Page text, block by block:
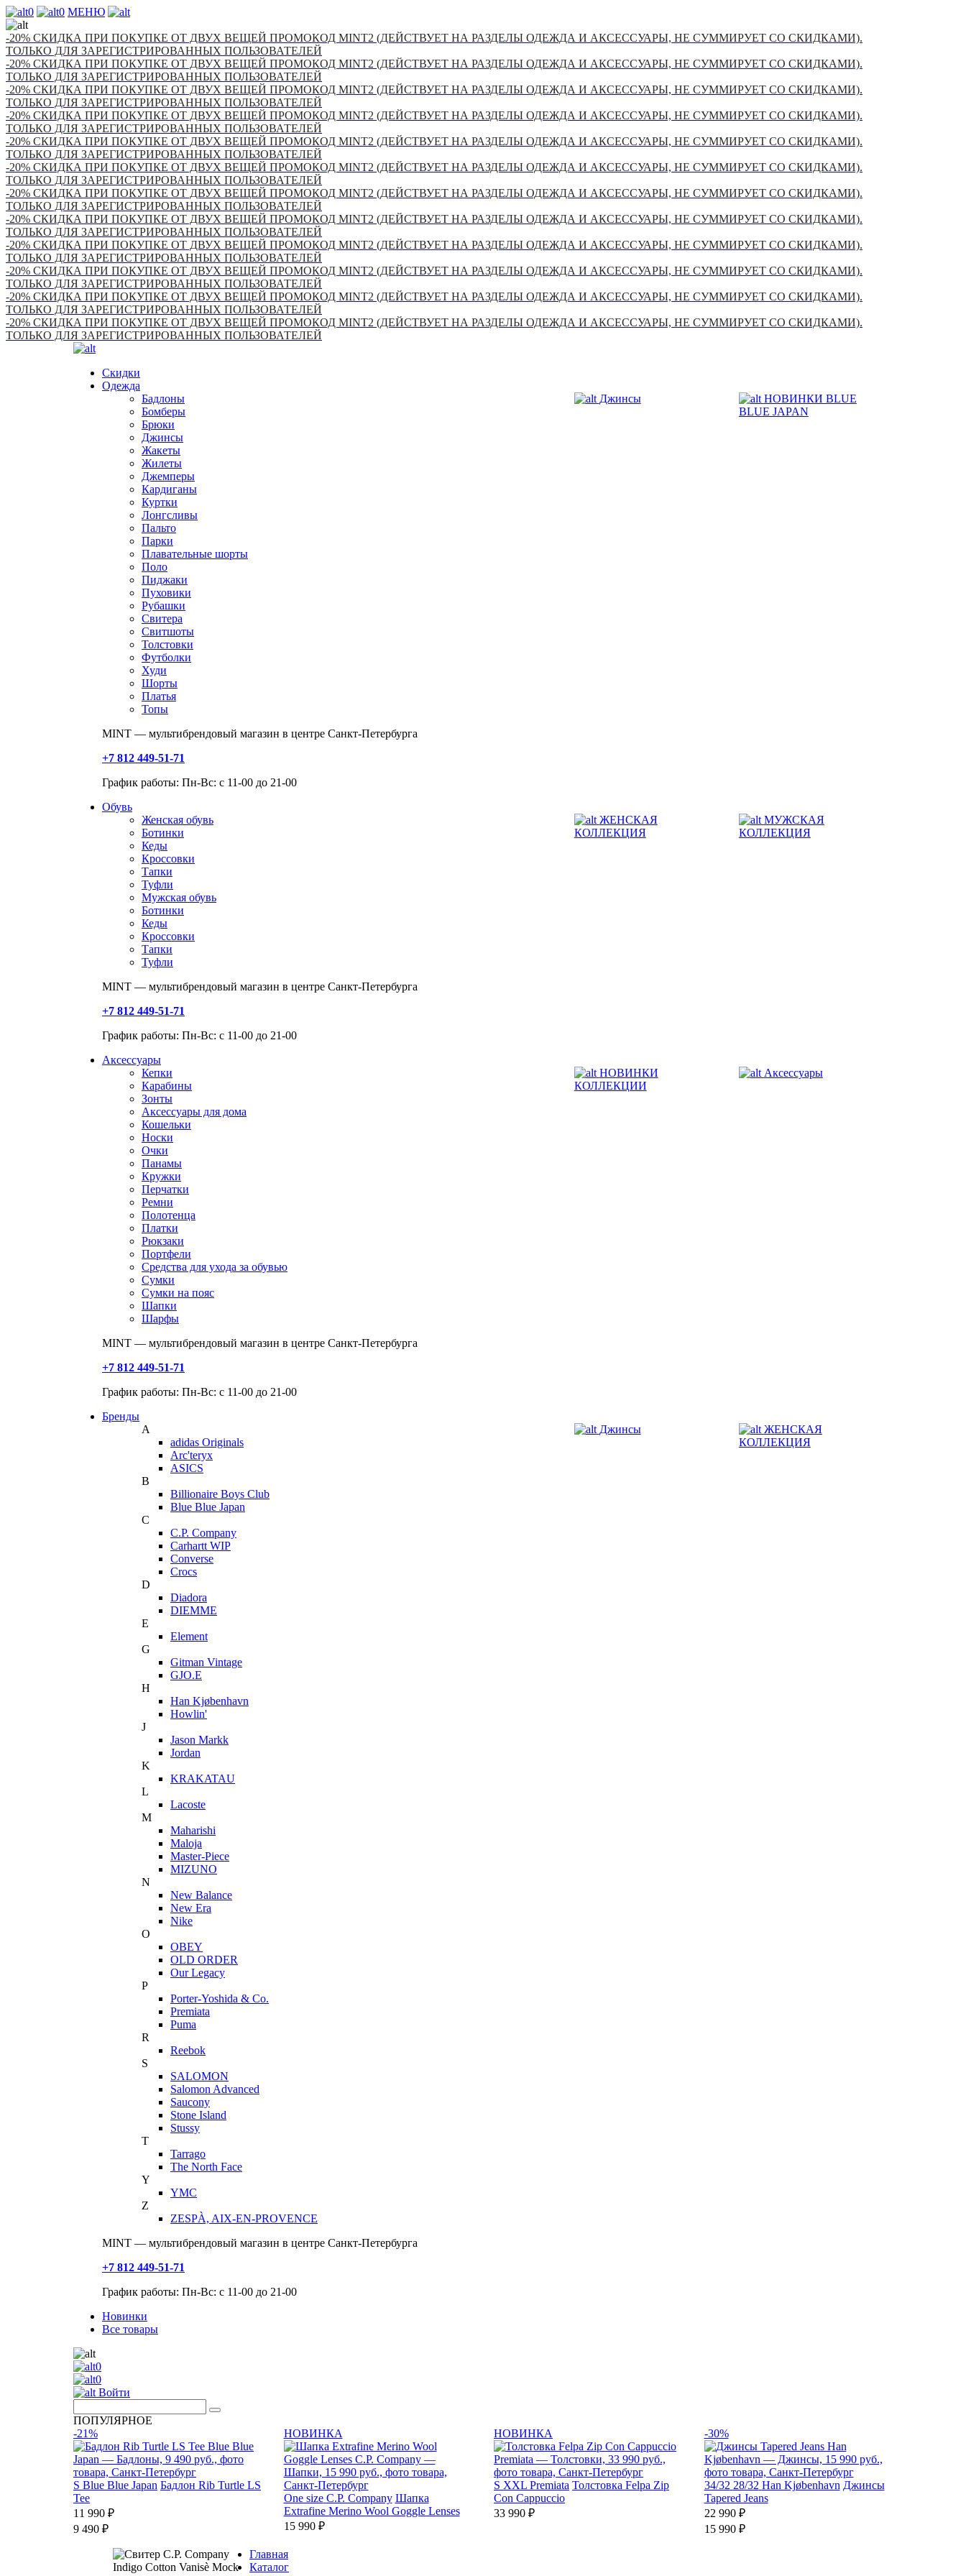
0 0 МЕНЮ
-20% СКИДКА ПРИ ПОКУПКЕ ОТ ДВУХ ВЕЩЕЙ ПРОМОКОД MINT2 (ДЕЙСТВУЕТ НА РАЗДЕЛЫ ОДЕЖДА И АКСЕССУАРЫ, НЕ СУММИРУЕТ СО СКИДКАМИ).
ТОЛЬКО ДЛЯ ЗАРЕГИСТРИРОВАННЫХ ПОЛЬЗОВАТЕЛЕЙ
-20% СКИДКА ПРИ ПОКУПКЕ ОТ ДВУХ ВЕЩЕЙ ПРОМОКОД MINT2 (ДЕЙСТВУЕТ НА РАЗДЕЛЫ ОДЕЖДА И АКСЕССУАРЫ, НЕ СУММИРУЕТ СО СКИДКАМИ).
ТОЛЬКО ДЛЯ ЗАРЕГИСТРИРОВАННЫХ ПОЛЬЗОВАТЕЛЕЙ
-20% СКИДКА ПРИ ПОКУПКЕ ОТ ДВУХ ВЕЩЕЙ ПРОМОКОД MINT2 (ДЕЙСТВУЕТ НА РАЗДЕЛЫ ОДЕЖДА И АКСЕССУАРЫ, НЕ СУММИРУЕТ СО СКИДКАМИ).
ТОЛЬКО ДЛЯ ЗАРЕГИСТРИРОВАННЫХ ПОЛЬЗОВАТЕЛЕЙ
-20% СКИДКА ПРИ ПОКУПКЕ ОТ ДВУХ ВЕЩЕЙ ПРОМОКОД MINT2 (ДЕЙСТВУЕТ НА РАЗДЕЛЫ ОДЕЖДА И АКСЕССУАРЫ, НЕ СУММИРУЕТ СО СКИДКАМИ).
ТОЛЬКО ДЛЯ ЗАРЕГИСТРИРОВАННЫХ ПОЛЬЗОВАТЕЛЕЙ
-20% СКИДКА ПРИ ПОКУПКЕ ОТ ДВУХ ВЕЩЕЙ ПРОМОКОД MINT2 (ДЕЙСТВУЕТ НА РАЗДЕЛЫ ОДЕЖДА И АКСЕССУАРЫ, НЕ СУММИРУЕТ СО СКИДКАМИ).
ТОЛЬКО ДЛЯ ЗАРЕГИСТРИРОВАННЫХ ПОЛЬЗОВАТЕЛЕЙ
-20% СКИДКА ПРИ ПОКУПКЕ ОТ ДВУХ ВЕЩЕЙ ПРОМОКОД MINT2 (ДЕЙСТВУЕТ НА РАЗДЕЛЫ ОДЕЖДА И АКСЕССУАРЫ, НЕ СУММИРУЕТ СО СКИДКАМИ).
ТОЛЬКО ДЛЯ ЗАРЕГИСТРИРОВАННЫХ ПОЛЬЗОВАТЕЛЕЙ
-20% СКИДКА ПРИ ПОКУПКЕ ОТ ДВУХ ВЕЩЕЙ ПРОМОКОД MINT2 (ДЕЙСТВУЕТ НА РАЗДЕЛЫ ОДЕЖДА И АКСЕССУАРЫ, НЕ СУММИРУЕТ СО СКИДКАМИ).
ТОЛЬКО ДЛЯ ЗАРЕГИСТРИРОВАННЫХ ПОЛЬЗОВАТЕЛЕЙ
-20% СКИДКА ПРИ ПОКУПКЕ ОТ ДВУХ ВЕЩЕЙ ПРОМОКОД MINT2 (ДЕЙСТВУЕТ НА РАЗДЕЛЫ ОДЕЖДА И АКСЕССУАРЫ, НЕ СУММИРУЕТ СО СКИДКАМИ).
ТОЛЬКО ДЛЯ ЗАРЕГИСТРИРОВАННЫХ ПОЛЬЗОВАТЕЛЕЙ
-20% СКИДКА ПРИ ПОКУПКЕ ОТ ДВУХ ВЕЩЕЙ ПРОМОКОД MINT2 (ДЕЙСТВУЕТ НА РАЗДЕЛЫ ОДЕЖДА И АКСЕССУАРЫ, НЕ СУММИРУЕТ СО СКИДКАМИ).
ТОЛЬКО ДЛЯ ЗАРЕГИСТРИРОВАННЫХ ПОЛЬЗОВАТЕЛЕЙ
-20% СКИДКА ПРИ ПОКУПКЕ ОТ ДВУХ ВЕЩЕЙ ПРОМОКОД MINT2 (ДЕЙСТВУЕТ НА РАЗДЕЛЫ ОДЕЖДА И АКСЕССУАРЫ, НЕ СУММИРУЕТ СО СКИДКАМИ).
ТОЛЬКО ДЛЯ ЗАРЕГИСТРИРОВАННЫХ ПОЛЬЗОВАТЕЛЕЙ
-20% СКИДКА ПРИ ПОКУПКЕ ОТ ДВУХ ВЕЩЕЙ ПРОМОКОД MINT2 (ДЕЙСТВУЕТ НА РАЗДЕЛЫ ОДЕЖДА И АКСЕССУАРЫ, НЕ СУММИРУЕТ СО СКИДКАМИ).
ТОЛЬКО ДЛЯ ЗАРЕГИСТРИРОВАННЫХ ПОЛЬЗОВАТЕЛЕЙ
-20% СКИДКА ПРИ ПОКУПКЕ ОТ ДВУХ ВЕЩЕЙ ПРОМОКОД MINT2 (ДЕЙСТВУЕТ НА РАЗДЕЛЫ ОДЕЖДА И АКСЕССУАРЫ, НЕ СУММИРУЕТ СО СКИДКАМИ).
ТОЛЬКО ДЛЯ ЗАРЕГИСТРИРОВАННЫХ ПОЛЬЗОВАТЕЛЕЙ
Скидки
Одежда
Бадлоны
Бомберы
Брюки
Джинсы
Жакеты
Жилеты
Джемперы
Кардиганы
Куртки
Лонгсливы
Пальто
Парки
Плавательные шорты
Поло
Пиджаки
Пуховики
Рубашки
Свитера
Свитшоты
Толстовки
Футболки
Худи
Шорты
Платья
Топы
Джинсы
НОВИНКИ BLUE
BLUE JAPAN
MINT — мультибрендовый магазин в центре Санкт-Петербурга
+7 812 449-51-71
График работы: Пн-Вс: с 11-00 до 21-00
Обувь
Женская обувь
Ботинки
Кеды
Кроссовки
Тапки
Туфли
Мужская обувь
Ботинки
Кеды
Кроссовки
Тапки
Туфли
ЖЕНСКАЯ
КОЛЛЕКЦИЯ
МУЖСКАЯ
КОЛЛЕКЦИЯ
MINT — мультибрендовый магазин в центре Санкт-Петербурга
+7 812 449-51-71
График работы: Пн-Вс: с 11-00 до 21-00
Аксессуары
Кепки
Карабины
Зонты
Аксессуары для дома
Кошельки
Носки
Очки
Панамы
Кружки
Перчатки
Ремни
Полотенца
Платки
Рюкзаки
Портфели
Средства для ухода за обувью
Сумки
Сумки на пояс
Шапки
Шарфы
НОВИНКИ
КОЛЛЕКЦИИ
Аксессуары
MINT — мультибрендовый магазин в центре Санкт-Петербурга
+7 812 449-51-71
График работы: Пн-Вс: с 11-00 до 21-00
Бренды
A
adidas Originals
Arc'teryx
ASICS
B
Billionaire Boys Club
Blue Blue Japan
C
C.P. Company
Carhartt WIP
Converse
Crocs
D
Diadora
DIEMME
E
Element
G
Gitman Vintage
GJO.E
H
Han Kjøbenhavn
Howlin'
J
Jason Markk
Jordan
K
KRAKATAU
L
Lacoste
M
Maharishi
Maloja
Master-Piece
MIZUNO
N
New Balance
New Era
Nike
O
OBEY
OLD ORDER
Our Legacy
P
Porter-Yoshida & Co.
Premiata
Puma
R
Reebok
S
SALOMON
Salomon Advanced
Saucony
Stone Island
Stussy
T
Tarrago
The North Face
Y
YMC
Z
ZESPÀ, AIX-EN-PROVENCE
Джинсы
ЖЕНСКАЯ
КОЛЛЕКЦИЯ
MINT — мультибрендовый магазин в центре Санкт-Петербурга
+7 812 449-51-71
График работы: Пн-Вс: с 11-00 до 21-00
Новинки
Все товары
0
0
Войти
ПОПУЛЯРНОЕ
-21%
S Blue Blue Japan Бадлон Rib Turtle LS
Tee
11 990 ₽
9 490 ₽
НОВИНКА
One size C.P. Company Шапка
Extrafine Merino Wool Goggle Lenses
15 990 ₽
НОВИНКА
S XXL Premiata Толстовка Felpa Zip
Con Cappuccio
33 990 ₽
-30%
34/32 28/32 Han Kjøbenhavn Джинсы
Tapered Jeans
22 990 ₽
15 990 ₽
Главная
Каталог